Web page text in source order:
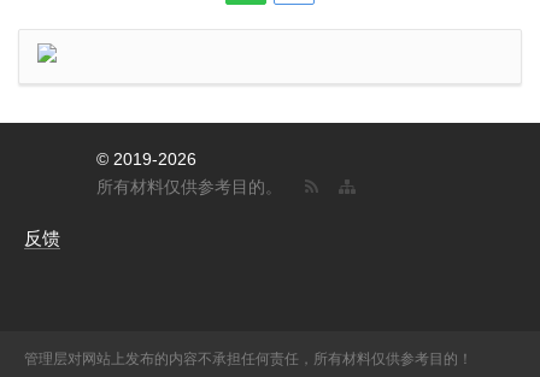
© 2019-2026
所有材料仅供参考目的。
反馈
管理层对网站上发布的内容不承担任何责任，所有材料仅供参考目的！